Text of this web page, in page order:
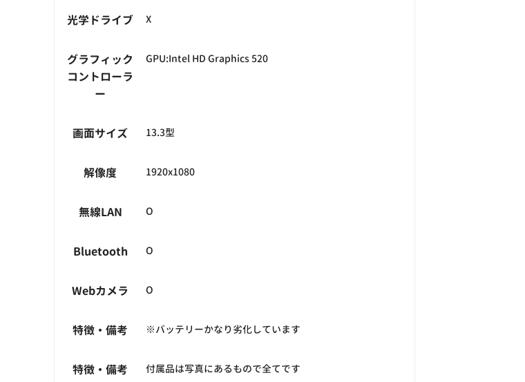
光学ドライブ X
グラフィック
コントローラ
ー
GPU:Intel HD Graphics 520
画面サイズ 13.3型
解像度 1920x1080
無線LAN O
Bluetooth O
Webカメラ O
特徴・備考 ※バッテリーかなり劣化しています
特徴・備考 付属品は写真にあるもので全てです